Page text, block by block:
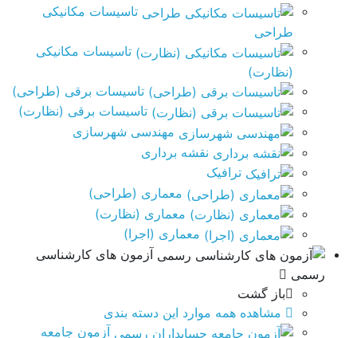
تاسیسات مکانیکی
طراحی
تاسیسات مکانیکی
(نظارت)
تاسیسات برقی (طراحی)
تاسیسات برقی (نظارت)
مهندسی شهرسازی
نقشه برداری
ترافیک
معماری (طراحی)
معماری (نظارت)
معماری (اجرا)
آزمون های کارشناسی
رسمی
باز گشت
مشاهده همه موارد این دسته بندی
آزمون جامعه